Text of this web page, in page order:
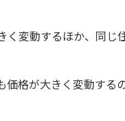
く変動するほか、同
価格が大きく変動する